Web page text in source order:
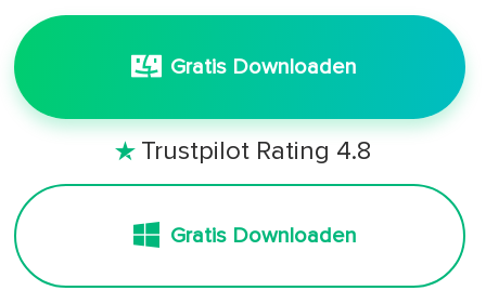
Gratis Downloaden
 Trustpilot Rating 4.8
Gratis Downloaden